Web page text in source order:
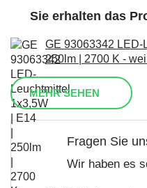
Sie erhalten das
GE 93063342 LED-
250lm | 2700 K -
MEHR SEHEN
Fragen Sie
Wir haben es